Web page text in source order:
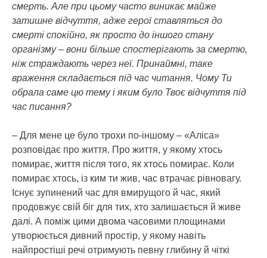
смерть. Але при цьому часто виникає майже
затишне відчуття, адже герої ставляться до
смерті спокійно, як просто до іншого стану
організму – вони більше спостерігають за смертю,
ніж страждають через неї. Принаймні, таке
враження складається під час читання. Чому Ти
обрала саме цю тему і яким було Твоє відчуття під
час писання?
– Для мене це було трохи по-іншому – «Аліса»
розповідає про життя. Про життя, у якому хтось
помирає, життя після того, як хтось помирає. Коли
помирає хтось, із ким ти жив, час втрачає рівновагу.
Існує зупинений час для вмирущого й час, який
продовжує свій біг для тих, хто залишається й живе
далі. А поміж цими двома часовими площинами
утворюється дивний простір, у якому навіть
найпростіші речі отримують певну глибину й чіткі